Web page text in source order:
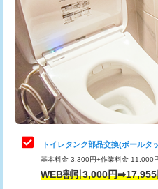
トイレタンク部品交換(ボールタ
基本料金 3,300円+作業料金 11,000
WEB割引3,000円